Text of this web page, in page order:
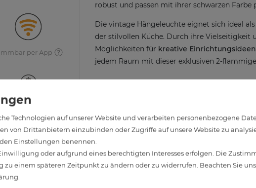
per App
Leuchtmittel inkl.
smarten Lampen
robust und passen mit ihrer schwarzen
Die vintage Hängeleuchte eignet sich ideal
der stilvollen Küche. Durch ihre Vielseitigkeit
Möglichkeiten für kreative Einrichtungsideen
jedem Raum mit dieser exklusiven 2-
mit der kostenlosen App„Smart Life – Smart
kann das Licht der LEDs gedimmt werden.
Lampen sind mit den
Technologien auf unserer Website und verarbeiten personenbezogene
von Drittanbietern einzubinden oder Zugriffe auf unsere Website zu
Einstellungen benennen.
oder aufgrund eines berechtigten Interesses erfolgen. Die
einem späteren Zeitpunkt zu ändern oder zu widerrufen. Beachten Sie